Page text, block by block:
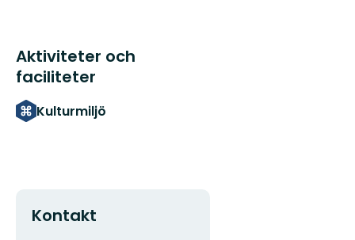
Aktiviteter och
faciliteter
Kulturmiljö
Kontakt